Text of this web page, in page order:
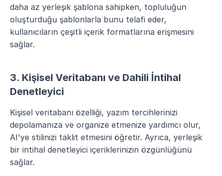
daha az yerleşik şablona sahipken, topluluğun
oluşturduğu şablonlarla bunu telafi eder,
kullanıcıların çeşitli içerik formatlarına erişmesini
sağlar.
3. Kişisel Veritabanı ve Dahili İntihal
Denetleyici
Kişisel veritabanı özelliği, yazım tercihlerinizi
depolamanıza ve organize etmenize yardımcı olur,
AI'ye stilinizi taklit etmesini öğretir. Ayrıca, yerleşik
bir intihal denetleyici içeriklerinizin özgünlüğünü
sağlar.